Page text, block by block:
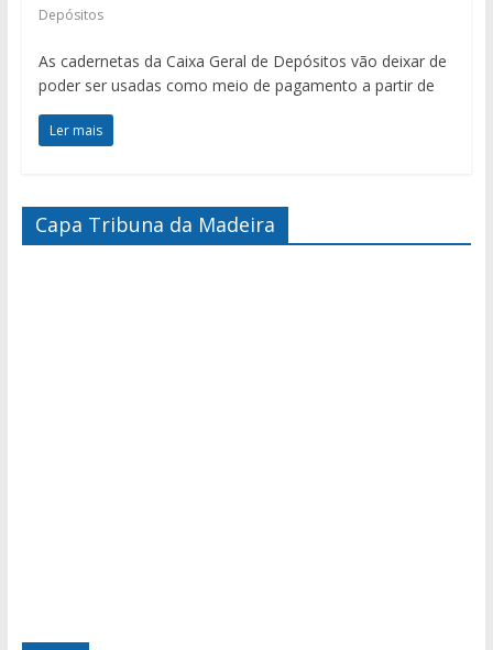
Depósitos
As cadernetas da Caixa Geral de Depósitos vão deixar de
poder ser usadas como meio de pagamento a partir de
Ler mais
Capa Tribuna da Madeira